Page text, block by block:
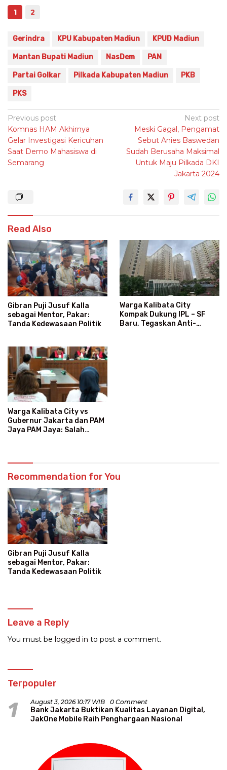
1 2
Gerindra KPU Kabupaten Madiun KPUD Madiun
Mantan Bupati Madiun NasDem PAN
Partai Golkar Pilkada Kabupaten Madiun PKB
PKS
Post
navigation
Previous post
Komnas HAM Akhirnya
Gelar Investigasi Kericuhan
Saat Demo Mahasiswa di
Semarang
Next post
Meski Gagal, Pengamat
Sebut Anies Baswedan
Sudah Berusaha Maksimal
Untuk Maju Pilkada DKI
Jakarta 2024
Read Also
Gibran Puji Jusuf Kalla
sebagai Mentor, Pakar:
Tanda Kedewasaan Politik
Warga Kalibata City
Kompak Dukung IPL – SF
Baru, Tegaskan Anti-
Warga Kalibata City vs
Gubernur Jakarta dan PAM
Jaya PAM Jaya: Salah
Recommendation for You
Gibran Puji Jusuf Kalla
sebagai Mentor, Pakar:
Tanda Kedewasaan Politik
Leave a Reply
You must be logged in to post a comment.
Terpopuler
1 August 3, 2026 10:17 WIB 0 Comment
Bank Jakarta Buktikan Kualitas Layanan Digital,
JakOne Mobile Raih Penghargaan Nasional